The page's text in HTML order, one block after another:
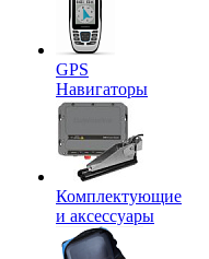
GPS
Навигаторы
Комплектующие
и аксессуары